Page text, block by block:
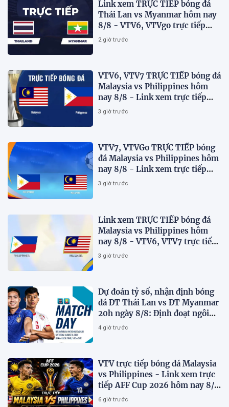
Link xem TRỰC TIẾP bóng đá
Thái Lan vs Myanmar hôm nay
8/8 - VTV6, VTVgo trực tiếp
AFF Cup 2026
2 giờ trước
VTV6, VTV7 TRỰC TIẾP bóng đá
Malaysia vs Philippines hôm
nay 8/8 - Link xem trực tiếp
AFF Cup 2026 mới nhất
3 giờ trước
VTV7, VTVGo TRỰC TIẾP bóng
đá Malaysia vs Philippines hôm
nay 8/8 - Link xem trực tiếp
AFF Cup 2026 mới nhất
3 giờ trước
Link xem TRỰC TIẾP bóng đá
Malaysia vs Philippines hôm
nay 8/8 - VTV6, VTV7 trực tiếp
AFF Cup 2026
3 giờ trước
Dự đoán tỷ số, nhận định bóng
đá ĐT Thái Lan vs ĐT Myanmar
20h ngày 8/8: Định đoạt ngôi
đầu bảng
4 giờ trước
VTV trực tiếp bóng đá Malaysia
vs Philippines - Link xem trực
tiếp AFF Cup 2026 hôm nay 8/8
trên VTV7
6 giờ trước